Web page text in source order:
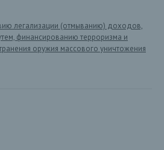
легализации (отмыванию) доходов,
финансированию терроризма и
оружия массового уничтожения